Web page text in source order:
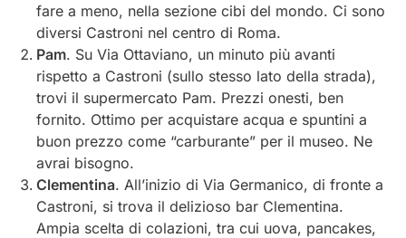
fare a meno, nella sezione cibi del mondo. Ci sono
diversi Castroni nel centro di Roma.
Pam. Su Via Ottaviano, un minuto più avanti
rispetto a Castroni (sullo stesso lato della strada),
trovi il supermercato Pam. Prezzi onesti, ben
fornito. Ottimo per acquistare acqua e spuntini a
buon prezzo come “carburante” per il museo. Ne
avrai bisogno.
Clementina. All’inizio di Via Germanico, di fronte a
Castroni, si trova il delizioso bar Clementina.
Ampia scelta di colazioni, tra cui uova, pancakes,